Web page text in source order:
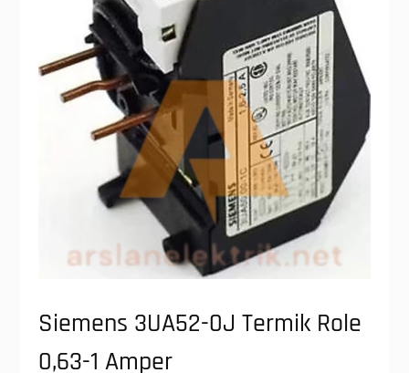
Siemens 3UA52-0J Termik Role
0,63-1 Amper